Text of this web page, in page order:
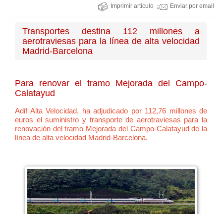
Imprimir artículo Enviar por email
Transportes destina 112 millones a
aerotraviesas para la línea de alta velocidad
Madrid-Barcelona
Para renovar el tramo Mejorada del Campo-
Calatayud
Adif Alta Velocidad, ha adjudicado por 112,76 millones de
euros el suministro y transporte de aerotraviesas para la
renovación del tramo Mejorada del Campo-Calatayud de la
línea de alta velocidad Madrid-Barcelona.